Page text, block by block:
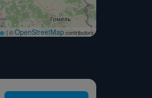
| ©OpenStreetMapcontributors